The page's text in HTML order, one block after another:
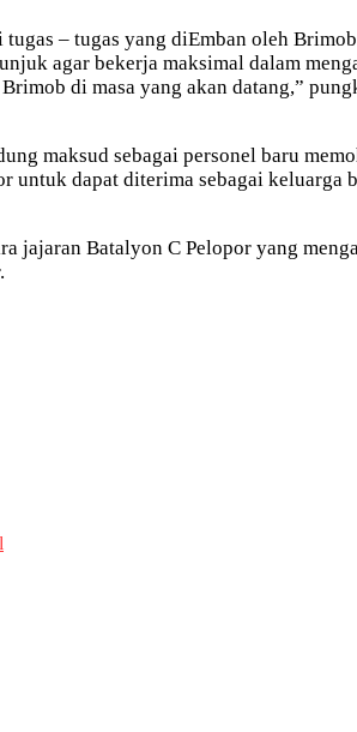
– tugas yang diEmban oleh
agar bekerja maksimal dalam
di masa yang akan datang,”
maksud sebagai personel baru
untuk dapat diterima sebagai keluarga
jajaran Batalyon C Pelopor yang